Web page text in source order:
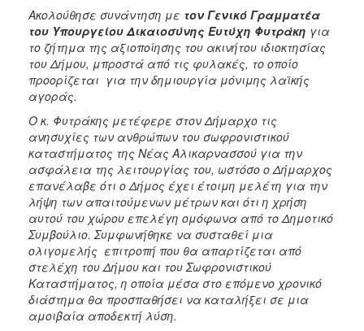
Ακολούθησε συνάντηση με τον Γενικό Γραμματέα
του Υπουργείου Δικαιοσύνης Ευτύχη Φυτράκη για
το ζήτημα της αξιοποίησης του ακινήτου ιδιοκτησίας
του Δήμου, μπροστά από τις φυλακές, το οποίο
προορίζεται για την δημιουργία μόνιμης λαϊκής
αγοράς.
Ο κ. Φυτράκης μετέφερε στον Δήμαρχο τις
ανησυχίες των ανθρώπων του σωφρονιστικού
καταστήματος της Νέας Αλικαρνασσού για την
ασφάλεια της λειτουργίας του, ωστόσο ο Δήμαρχος
επανέλαβε ότι ο Δήμος έχει έτοιμη μελέτη για την
λήψη των απαιτούμενων μέτρων και ότι η χρήση
αυτού του χώρου επελέγη ομόφωνα από το Δημοτικό
Συμβούλιο. Συμφωνήθηκε να συσταθεί μια
ολιγομελής επιτροπή που θα απαρτίζεται από
στελέχη του Δήμου και του Σωφρονιστικού
Καταστήματος, η οποία μέσα στο επόμενο χρονικό
διάστημα θα προσπαθήσει να καταλήξει σε μια
αμοιβαία αποδεκτή λύση.